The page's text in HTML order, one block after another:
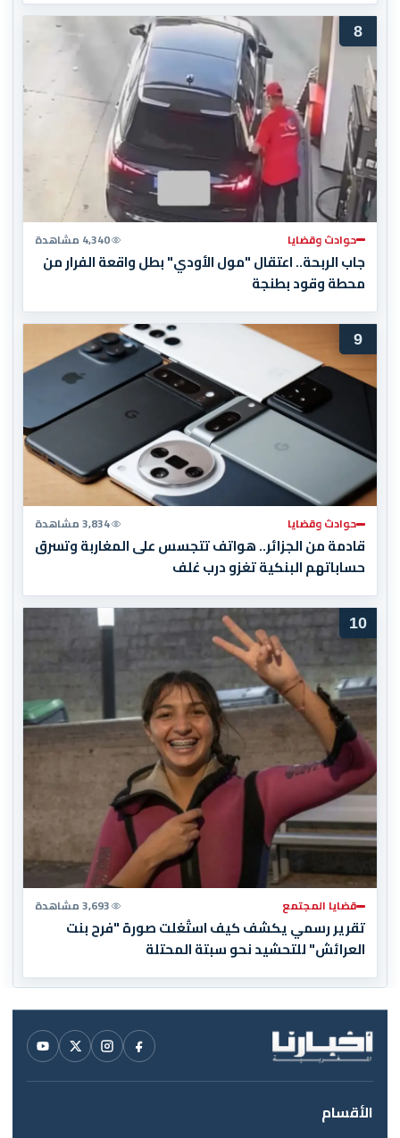
8
حوادث وقضايا 4,340 مشاهدة
جاب الربحة.. اعتقال "مول الأودي" بطل واقعة الفرار من
محطة وقود بطنجة
9
حوادث وقضايا 3,834 مشاهدة
قادمة من الجزائر.. هواتف تتجسس على المغاربة وتسرق
حساباتهم البنكية تغزو درب غلف
10
قضايا المجتمع 3,693 مشاهدة
تقرير رسمي يكشف كيف استُغلت صورة "فرح بنت
العرائش" للتحشيد نحو سبتة المحتلة
الأقسام